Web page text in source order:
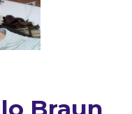
Braun